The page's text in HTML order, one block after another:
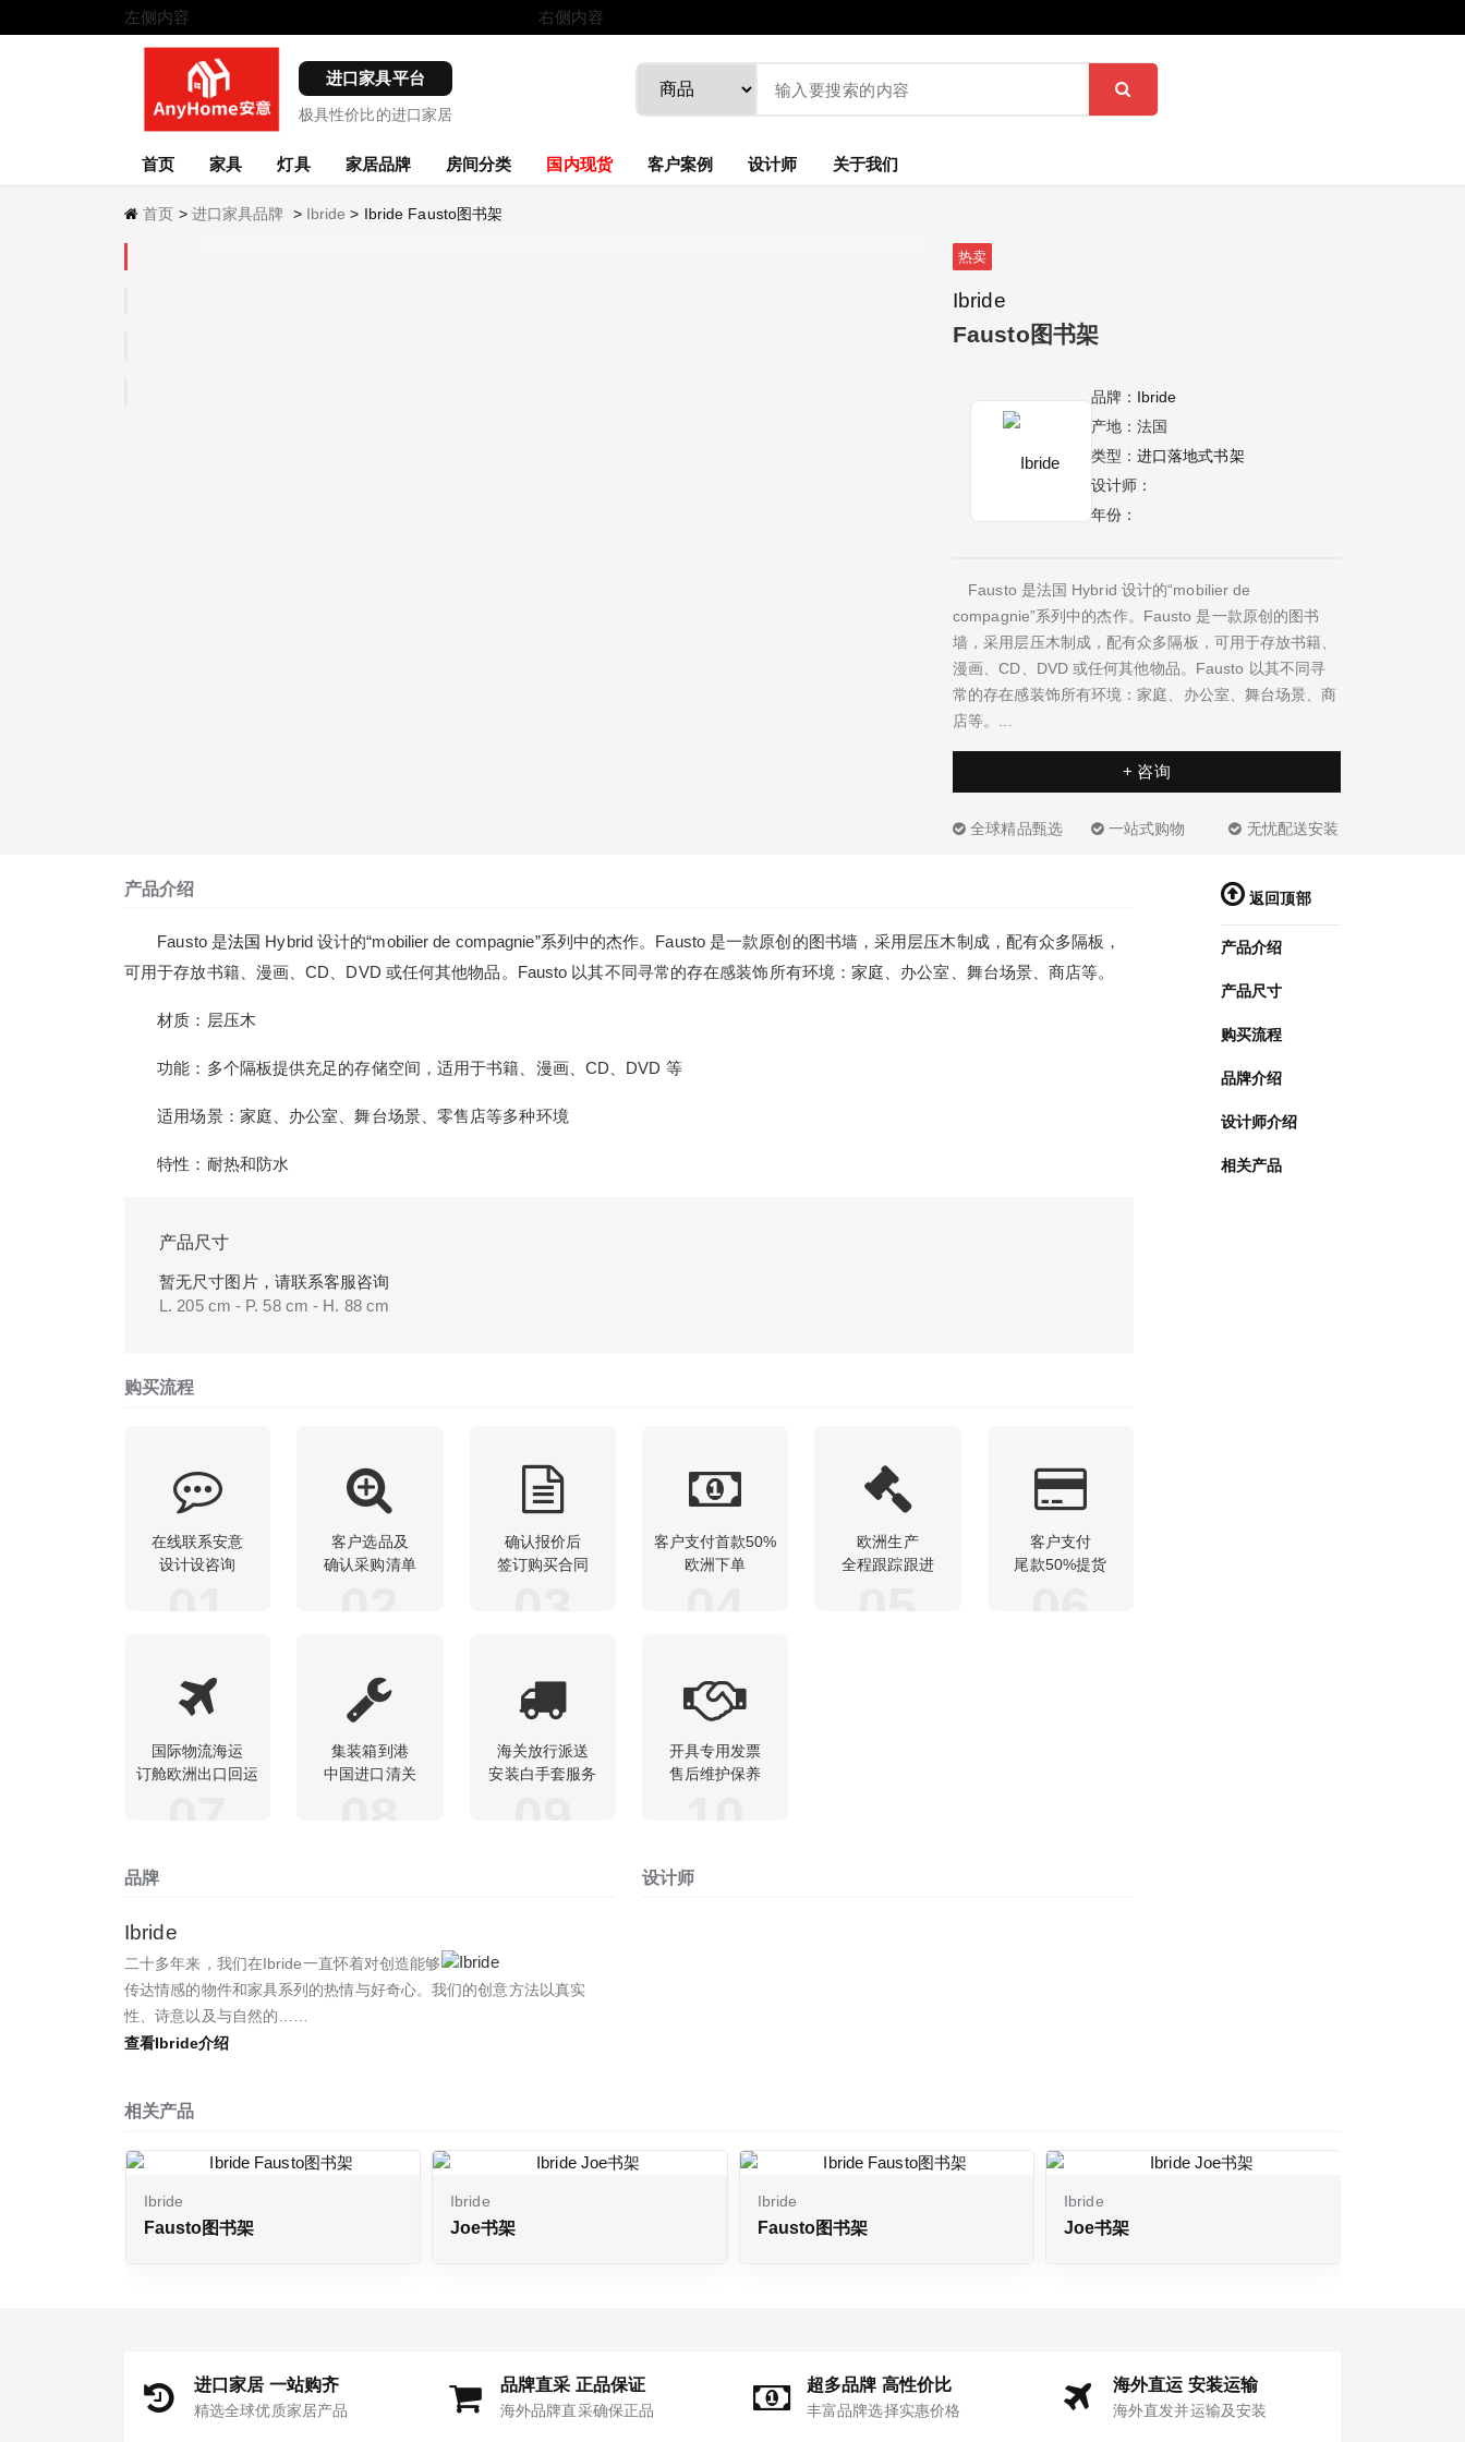
左侧内容 右侧内容
进口家具平台
极具性价比的进口家居
首页 家具 灯具 家居品牌 房间分类 国内现货 客户案例 设计师 关于我们
首页 > 进口家具品牌 > Ibride > Ibride Fausto图书架
热卖
Ibride
Fausto图书架
品牌： Ibride
产地：法国
类型： 进口落地式书架
设计师：
年份：
Fausto 是法国 Hybrid 设计的“mobilier de
compagnie”系列中的杰作。Fausto 是一款原创的图书
墙，采用层压木制成，配有众多隔板，可用于存放书籍、
漫画、CD、DVD 或任何其他物品。Fausto 以其不同寻
常的存在感装饰所有环境：家庭、办公室、舞台场景、商
店等。...
+ 咨询
全球精品甄选 一站式购物 无忧配送安装
产品介绍
Fausto 是法国 Hybrid 设计的“mobilier de compagnie”系列中的杰作。Fausto 是一款原创的图书墙，采用层压木制成，配有众多隔板，
可用于存放书籍、漫画、CD、DVD 或任何其他物品。Fausto 以其不同寻常的存在感装饰所有环境：家庭、办公室、舞台场景、商店等。
材质：层压木
功能：多个隔板提供充足的存储空间，适用于书籍、漫画、CD、DVD 等
适用场景：家庭、办公室、舞台场景、零售店等多种环境
特性：耐热和防水
产品尺寸
暂无尺寸图片，请联系客服咨询
L. 205 cm - P. 58 cm - H. 88 cm
购买流程
在线联系安意
设计设咨询
客户选品及
确认采购清单
确认报价后
签订购买合同
客户支付首款50%
欧洲下单
欧洲生产
全程跟踪跟进
客户支付
尾款50%提货
国际物流海运
订舱欧洲出口回运
集装箱到港
中国进口清关
海关放行派送
安装白手套服务
开具专用发票
售后维护保养
品牌
Ibride
二十多年来，我们在Ibride一直怀着对创造能够
传达情感的物件和家具系列的热情与好奇心。我们的创意方法以真实
性、诗意以及与自然的……
查看Ibride介绍
设计师
返回顶部
产品介绍
产品尺寸
购买流程
品牌介绍
设计师介绍
相关产品
相关产品
Ibride
Fausto图书架
Ibride
Joe书架
Ibride
Fausto图书架
Ibride
Joe书架
进口家居 一站购齐
精选全球优质家居产品
品牌直采 正品保证
海外品牌直采确保正品
超多品牌 高性价比
丰富品牌选择实惠价格
海外直运 安装运输
海外直发并运输及安装